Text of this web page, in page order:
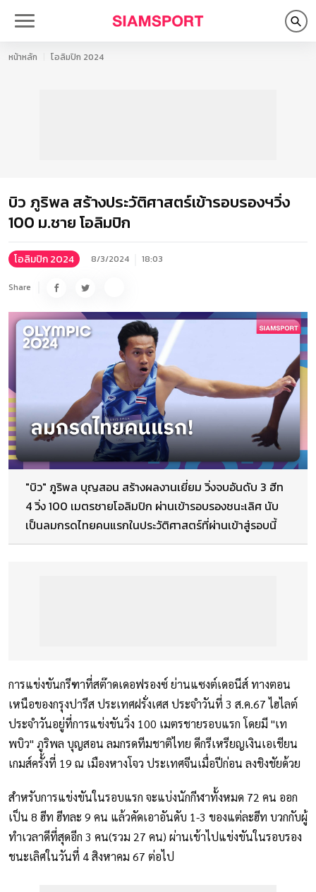
หน้าหลัก โอลิมปิก 2024
บิว ภูริพล สร้างประวัติศาสตร์เข้ารอบรองฯวิ่ง
100 ม.ชาย โอลิมปิก
โอลิมปิก 2024 8/3/2024 18:03
Share
"บิว" ภูริพล บุญสอน สร้างผลงานเยี่ยม วิ่งจบอันดับ 3 ฮีท
4 วิ่ง 100 เมตรชายโอลิมปิก ผ่านเข้ารอบรองชนะเลิศ นับ
เป็นลมกรดไทยคนแรกในประวัติศาสตร์ที่ผ่านเข้าสู่รอบนี้
การแข่งขันกรีฑาที่สต๊าดเดอฟรองซ์ ย่านแซงต์เดอนีส์ ทางตอน
เหนือของกรุงปารีส ประเทศฝรั่งเศส ประจำวันที่ 3 ส.ค.67 ไฮไลต์
ประจำวันอยู่ที่การแข่งขันวิ่ง 100 เมตรชายรอบแรก โดยมี "เท
พบิว" ภูริพล บุญสอน ลมกรดทีมชาติไทย ดีกรีเหรียญเงินเอเชียน
เกมส์ครั้งที่ 19 ณ เมืองหางโจว ประเทศจีนเมื่อปีก่อน ลงชิงชัยด้วย
สำหรับการแข่งขันในรอบแรก จะแบ่งนักกีฬาทั้งหมด 72 คน ออก
เป็น 8 ฮีท ฮีทละ 9 คน แล้วคัดเอาอันดับ 1-3 ของแต่ละฮีท บวกกับผู้
ทำเวลาดีที่สุดอีก 3 คน(รวม 27 คน) ผ่านเข้าไปแข่งขันในรอบรอง
ชนะเลิศในวันที่ 4 สิงหาคม 67 ต่อไป